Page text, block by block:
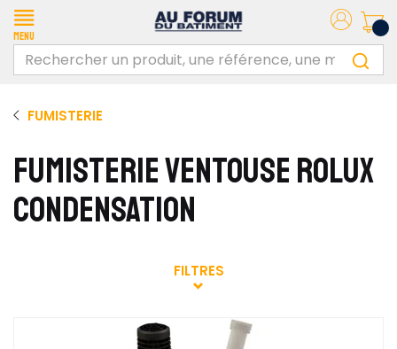
Menu
FUMISTERIE
FUMISTERIE VENTOUSE ROLUX
CONDENSATION
FILTRES